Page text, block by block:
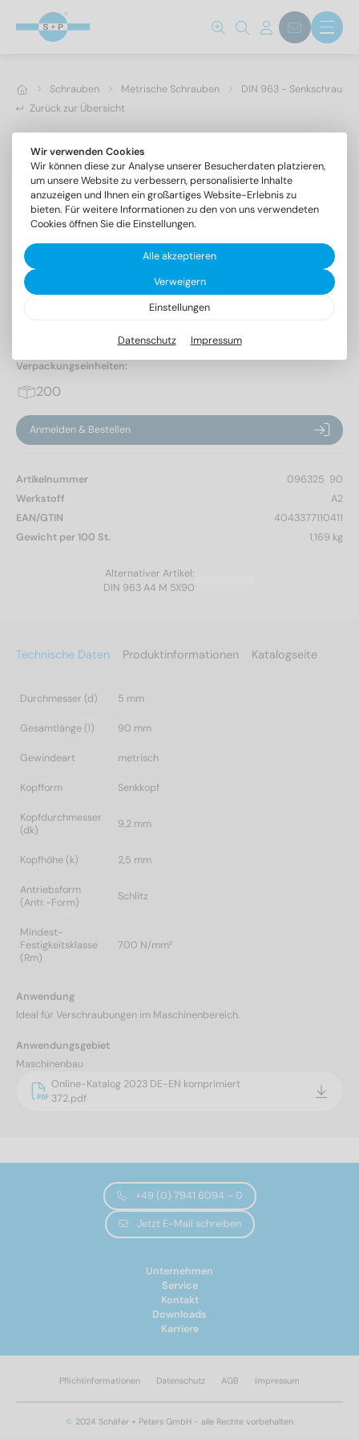
Schrauben Metrische Schrauben
DIN 963 -
Zurück zur Übersicht
DIN 963 A2 M 5X90
Senkschrauben mit Schlitz
Verpackungseinheiten:
200
Anmelden & Bestellen
Artikelnummer
096325  90
Werkstoff
A2
EAN/GTIN
4043377110411
Gewicht per 100 St.
1,169 kg
Alternativer Artikel:
DIN 963 A4 M 5X90
Technische Daten Produktinformationen Katalogseite
Durchmesser (d) 5 mm
Gesamtlänge (l) 90 mm
Gewindeart metrisch
Kopfform Senkkopf
Kopfdurchmesser
(dk)
9,2 mm
Kopfhöhe (k) 2,5 mm
Antriebsform
(Antr.-Form)
Schlitz
Mindest-
Festigkeitsklasse
(Rm)
700 N/mm²
Anwendung
Ideal für Verschraubungen im Maschinenbereich.
Anwendungsgebiet
Maschinenbau
Online-Katalog 2023 DE-EN komprimiert
372.pdf
+49 (0) 7941 6094 – 0
Jetzt E-Mail schreiben
Unternehmen
Service
Kontakt
Downloads
Karriere
© 2024 Schäfer + Peters GmbH - alle Rechte vorbehalten
Pflichtinformationen Datenschutz AGB Impressum
Wir verwenden Cookies
Wir können diese zur Analyse unserer Besucherdaten platzieren,
um unsere Website zu verbessern, personalisierte Inhalte
anzuzeigen und Ihnen ein großartiges Website-Erlebnis zu
bieten. Für weitere Informationen zu den von uns verwendeten
Cookies öffnen Sie die Einstellungen.
Alle akzeptieren
Verweigern
Einstellungen
Datenschutz Impressum